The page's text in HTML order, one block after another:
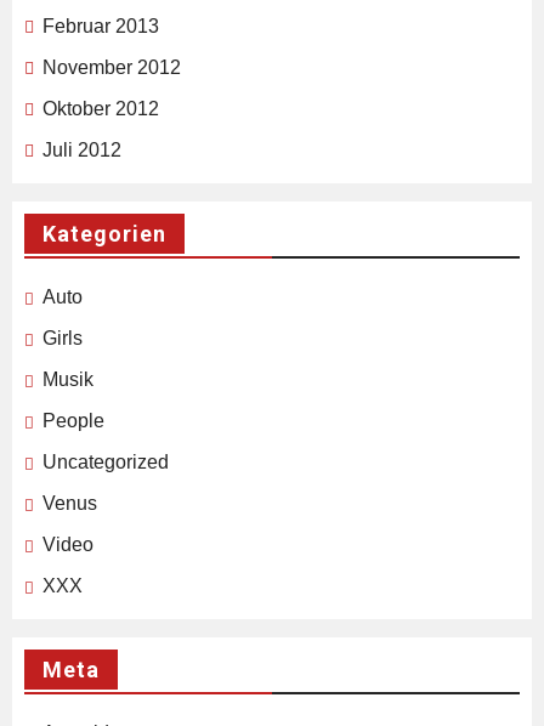
Februar 2013
November 2012
Oktober 2012
Juli 2012
Kategorien
Auto
Girls
Musik
People
Uncategorized
Venus
Video
XXX
Meta